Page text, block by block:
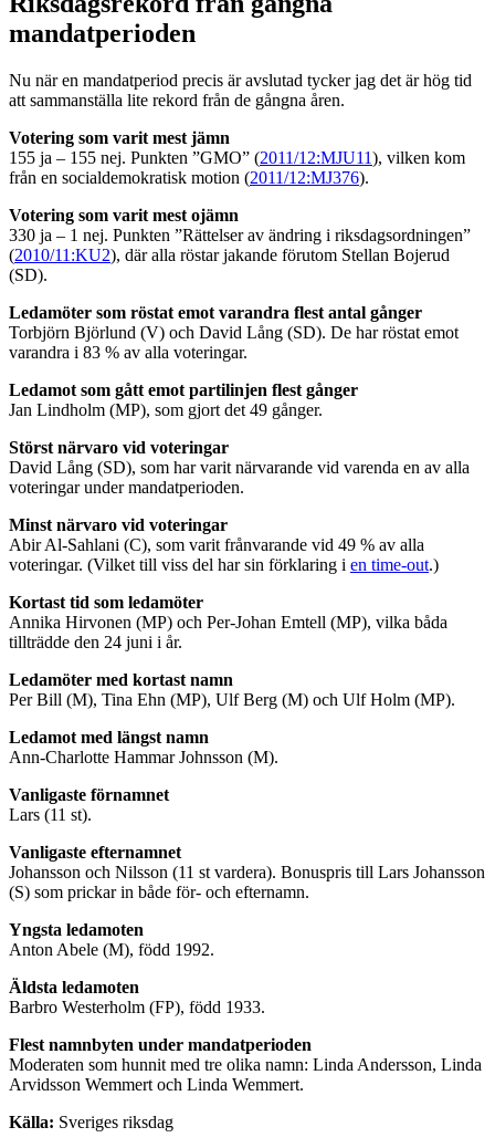
mandatperioden
Nu när en mandatperiod precis är avslutad tycker jag det är hög tid
att sammanställa lite rekord från de gångna åren.
Votering som varit mest jämn
155 ja – 155 nej. Punkten ”GMO” (2011/12:MJU11), vilken kom
från en socialdemokratisk motion (2011/12:MJ376).
Votering som varit mest ojämn
330 ja – 1 nej. Punkten ”Rättelser av ändring i riksdagsordningen”
(2010/11:KU2), där alla röstar jakande förutom Stellan Bojerud
(SD).
Ledamöter som röstat emot varandra flest antal gånger
Torbjörn Björlund (V) och David Lång (SD). De har röstat emot
varandra i 83 % av alla voteringar.
Ledamot som gått emot partilinjen flest gånger
Jan Lindholm (MP), som gjort det 49 gånger.
Störst närvaro vid voteringar
David Lång (SD), som har varit närvarande vid varenda en av alla
voteringar under mandatperioden.
Minst närvaro vid voteringar
Abir Al-Sahlani (C), som varit frånvarande vid 49 % av alla
voteringar. (Vilket till viss del har sin förklaring i en time-out.)
Kortast tid som ledamöter
Annika Hirvonen (MP) och Per-Johan Emtell (MP), vilka båda
tillträdde den 24 juni i år.
Ledamöter med kortast namn
Per Bill (M), Tina Ehn (MP), Ulf Berg (M) och Ulf Holm (MP).
Ledamot med längst namn
Ann-Charlotte Hammar Johnsson (M).
Vanligaste förnamnet
Lars (11 st).
Vanligaste efternamnet
Johansson och Nilsson (11 st vardera). Bonuspris till Lars Johansson
(S) som prickar in både för- och efternamn.
Yngsta ledamoten
Anton Abele (M), född 1992.
Äldsta ledamoten
Barbro Westerholm (FP), född 1933.
Flest namnbyten under mandatperioden
Moderaten som hunnit med tre olika namn: Linda Andersson, Linda
Arvidsson Wemmert och Linda Wemmert.
Källa: Sveriges riksdag